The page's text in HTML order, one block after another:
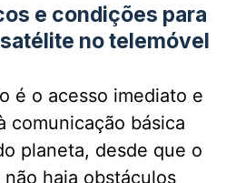
e condições para
no telemóvel
é o acesso imediato e
comunicação básica
planeta, desde que o
haja obstáculos